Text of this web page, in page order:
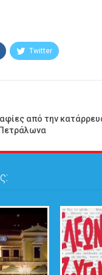
Twitter
από την